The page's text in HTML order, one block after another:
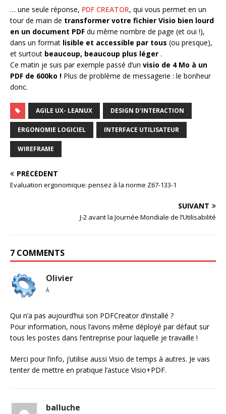
… une seule réponse, PDF CREATOR, qui vous permet en un
tour de main de transformer votre fichier Visio bien lourd
en un document PDF du même nombre de page (et oui !),
dans un format lisible et accessible par tous (ou presque),
et surtout beaucoup, beaucoup plus léger .
Ce matin je suis par exemple passé d’un visio de 4 Mo à un
PDF de 600ko ! Plus de problème de messagerie : le bonheur
donc.
AGILE UX- LEANUX DESIGN D'INTERACTION
ERGONOMIE LOGICIEL INTERFACE UTILISATEUR
WIREFRAME
PRÉCÉDENT
Evaluation ergonomique: pensez à la norme Z67-133-1
SUIVANT
J-2 avant la Journée Mondiale de l’Utilisabilité
7 COMMENTS
Olivier
À
Qui n’a pas aujourd’hui son PDFCreator d’installé ?
Pour information, nous l’avons même déployé par défaut sur
tous les postes dans l’entreprise pour laquelle je travaille !
Merci pour l’info, j’utilise aussi Visio de temps à autres. Je vais
tenter de mettre en pratique l’astuce Visio+PDF.
balluche